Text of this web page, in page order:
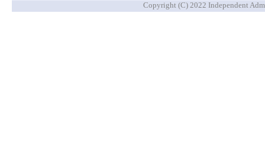
Copyright (C) 2022 Independent